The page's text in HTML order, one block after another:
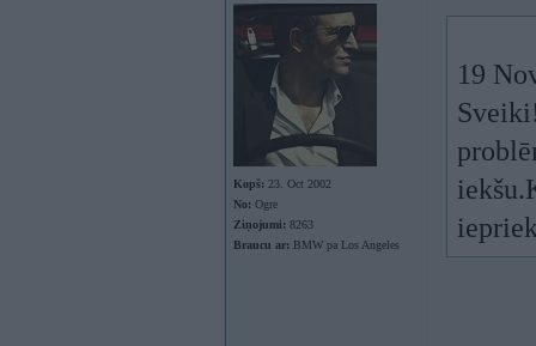
Kopš: 23. Oct 2002
No: Ogre
Ziņojumi: 8263
Braucu ar: BMW pa Los Angeles
19